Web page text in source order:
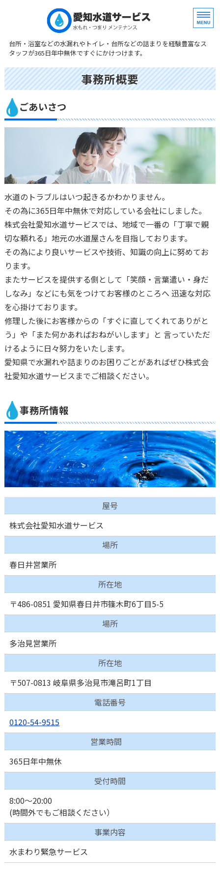
水まわり専門修
台所・浴室などの水漏れやトイレ・台所などの詰まりを経験豊富なス
タッフが365日年中無休ですぐにかけつけます。
ホーム
サービス
料金案内
お問い合わせ
事務所概要
ごあいさつ
水道のトラブルはいつ起きるかわかりません。
その為に365日年中無休で対応している会社にしました。
株式会社愛知水道サービスでは、地域で一番の「丁寧で親
切な頼れる」地元の水道屋さんを目指しております。
その為により良いサービスや技術、知識の向上に努めてお
ります。
またサービスを提供する側として「笑顔・言葉遣い・身だ
しなみ」などにも気をつけてお客様のところへ 迅速な対応
を心掛けております。
修理した後にお客様からの「すぐに直してくれてありがと
う」や「また何かあればおねがいします」と 言っていただ
けるように日々努力をいたします。
愛知県で水漏れや詰まりのお困りごとがあればぜひ株式会
社愛知水道サービスまでご相談ください。
事務所情報
屋号
株式会社愛知水道サービス
場所
春日井営業所
所在地
〒486-0851 愛知県春日井市篠木町6丁目5-5
場所
多治見営業所
所在地
〒507-0813 岐阜県多治見市滝呂町1丁目
電話番号
0120-54-9515
営業時間
365日年中無休
受付時間
8:00～20:00
(時間外でもご相談ください）
事業内容
水まわり緊急サービス